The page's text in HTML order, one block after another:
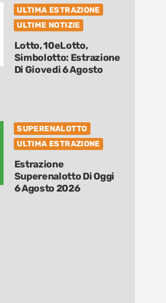
ULTIMA ESTRAZIONE
ULTIME NOTIZIE
Lotto, 10eLotto,
Simbolotto: Estrazione
Di Giovedi 6 Agosto
SUPERENALOTTO
ULTIMA ESTRAZIONE
Estrazione
Superenalotto Di Oggi
6 Agosto 2026